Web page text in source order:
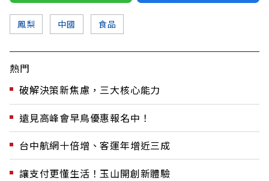
鳳梨 中國 食品
熱門
破解決策新焦慮，三大核心能力
遠見高峰會早鳥優惠報名中！
台中航網十倍增、客運年增近三成
讓支付更懂生活！玉山開創新體驗